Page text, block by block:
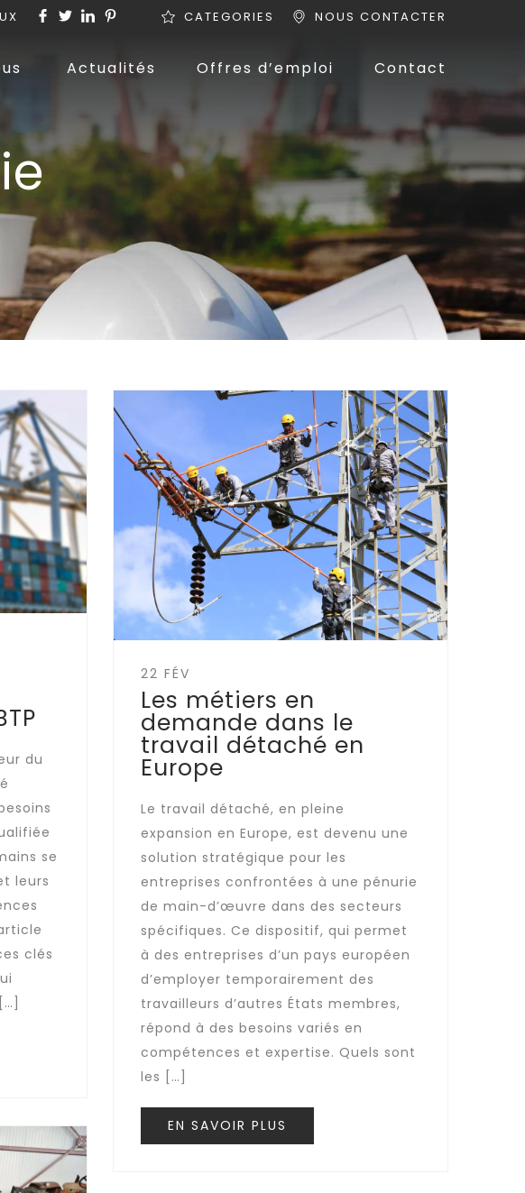
NOUS CONTACTER
CATEGORIES
Actualités Offres d’emploi Contact
du
se
leurs
clés
22 FÉV
Les métiers en
demande dans le
travail détaché en
Europe
Le travail détaché, en pleine
expansion en Europe, est devenu une
solution stratégique pour les
entreprises confrontées à une pénurie
de main-d’œuvre dans des secteurs
spécifiques. Ce dispositif, qui permet
à des entreprises d’un pays européen
d’employer temporairement des
travailleurs d’autres États membres,
répond à des besoins variés en
compétences et expertise. Quels sont
les […]
EN SAVOIR PLUS